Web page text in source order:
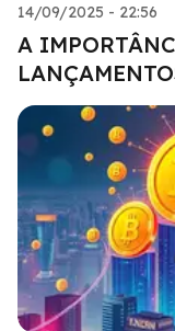
14/09/2025 - 22:56
A